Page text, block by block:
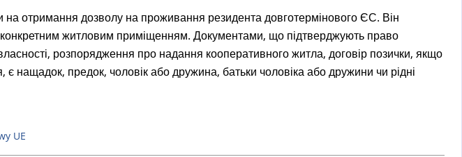
отримання дозволу на проживання резидента довготермінового ЄС. Він
житловим приміщенням. Документами, що підтверджують право
розпорядження про надання кооперативного житла, договір позички, якщо
нащадок, предок, чоловік або дружина, батьки чоловіка або дружини чи рідні
UE